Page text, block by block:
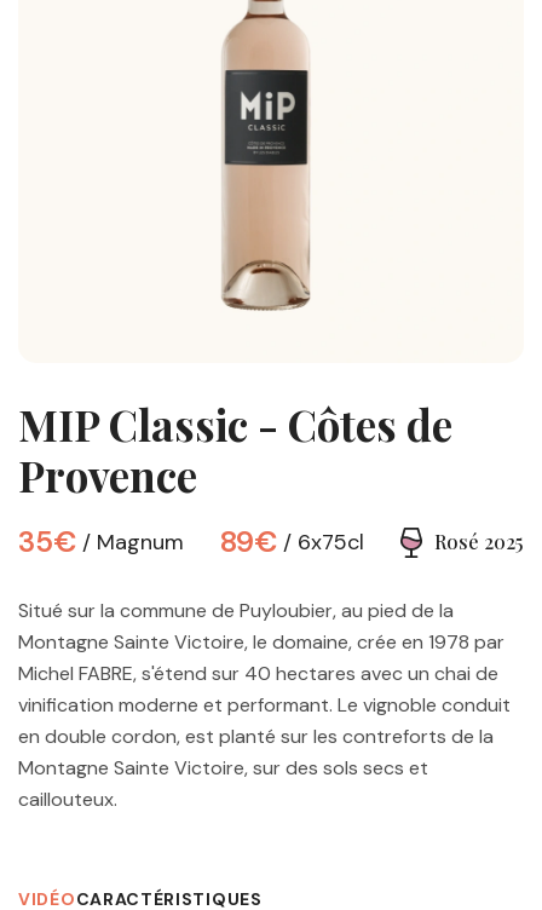
MIP Classic - Côtes de
Provence
35€ Magnum 89€ 6x75cl Rosé 2025
Situé sur la commune de Puyloubier, au pied de la
Montagne Sainte Victoire, le domaine, crée en 1978 par
Michel FABRE, s'étend sur 40 hectares avec un chai de
vinification moderne et performant. Le vignoble conduit
en double cordon, est planté sur les contreforts de la
Montagne Sainte Victoire, sur des sols secs et
caillouteux.
VIDÉOCARACTÉRISTIQUES